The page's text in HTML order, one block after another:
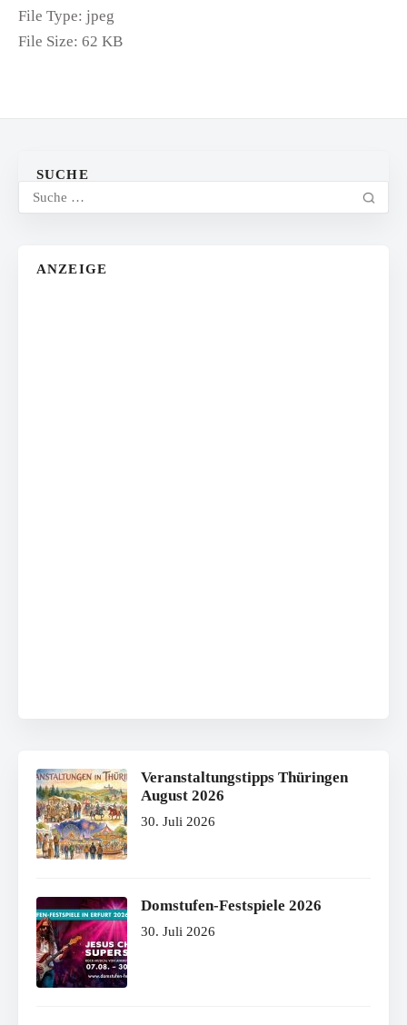
File Type: jpeg
File Size: 62 KB
SUCHE
ANZEIGE
Veranstaltungstipps Thüringen
August 2026
30. Juli 2026
Domstufen-Festspiele 2026
30. Juli 2026